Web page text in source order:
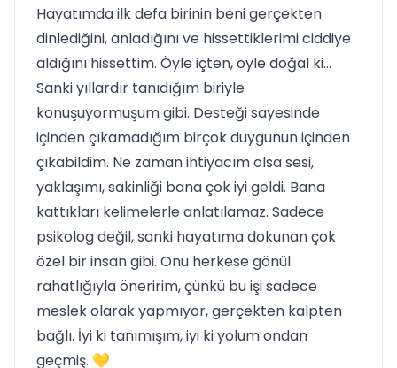
Hayatımda ilk defa birinin beni gerçekten
dinlediğini, anladığını ve hissettiklerimi ciddiye
aldığını hissettim. Öyle içten, öyle doğal ki…
Sanki yıllardır tanıdığım biriyle
konuşuyormuşum gibi. Desteği sayesinde
içinden çıkamadığım birçok duygunun içinden
çıkabildim. Ne zaman ihtiyacım olsa sesi,
yaklaşımı, sakinliği bana çok iyi geldi. Bana
kattıkları kelimelerle anlatılamaz. Sadece
psikolog değil, sanki hayatıma dokunan çok
özel bir insan gibi. Onu herkese gönül
rahatlığıyla öneririm, çünkü bu işi sadece
meslek olarak yapmıyor, gerçekten kalpten
bağlı. İyi ki tanımışım, iyi ki yolum ondan
geçmiş. 💛